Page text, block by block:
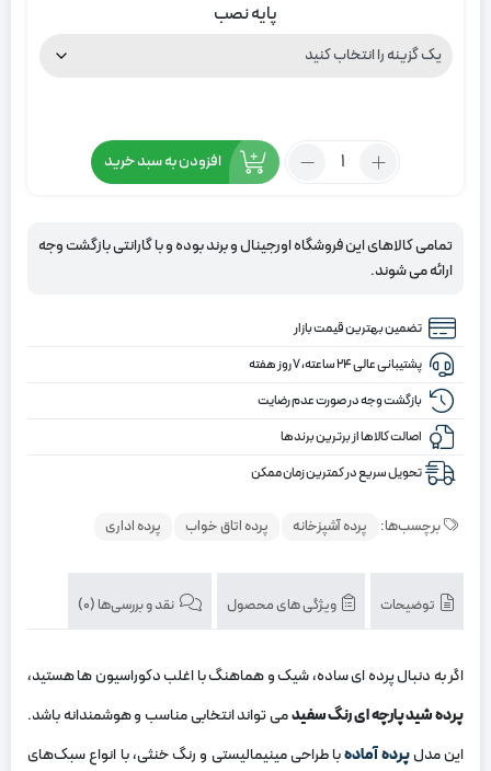
پایه نصب
تعداد:
پارچه
ای
افزودن به سبد خرید
تمامی کالاهای این فروشگاه اورجینال و برند بوده و با گارانتی بازگشت وجه
ارائه می شوند.
تضمین بهترین قیمت بازار
پشتیبانی عالی ۲۴ ساعته، ۷ روز هفته
بازگشت وجه در صورت عدم رضایت
اصالت کالاها از برترین برندها
تحویل سریع در کمترین زمان ممکن
برچسب‌ها: پرده آشپزخانه پرده اتاق خواب پرده اداری
توضیحات ویژگی های محصول نقد و بررسی‌ها (0)
اگر به ‌دنبال پرده‌ ای ساده، شیک و هماهنگ با اغلب دکوراسیون ‌ها هستید،
پرده شید پارچه ‌ای رنگ سفیدمی ‌تواند انتخابی مناسب و هوشمندانه باشد.
این مدلپرده آمادهبا طراحی مینیمالیستی و رنگ خنثی، با انواع سبک‌های